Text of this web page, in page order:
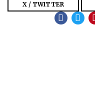
X / TWITTER